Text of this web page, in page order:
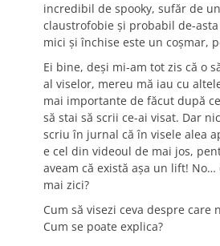
incredibil de spooky, sufăr de
claustrofobie și probabil de-
mici și închise este un coșmar,
Ei bine, deși mi-am tot zis că o
al viselor, mereu mă iau cu
mai importante de făcut după
să stai să scrii ce-ai visat. Dar
scriu în jurnal că în visele alea
e cel din videoul de mai jos,
aveam că există așa un lift! No…
mai zici?
Cum să visezi ceva despre care
Cum se poate explica?